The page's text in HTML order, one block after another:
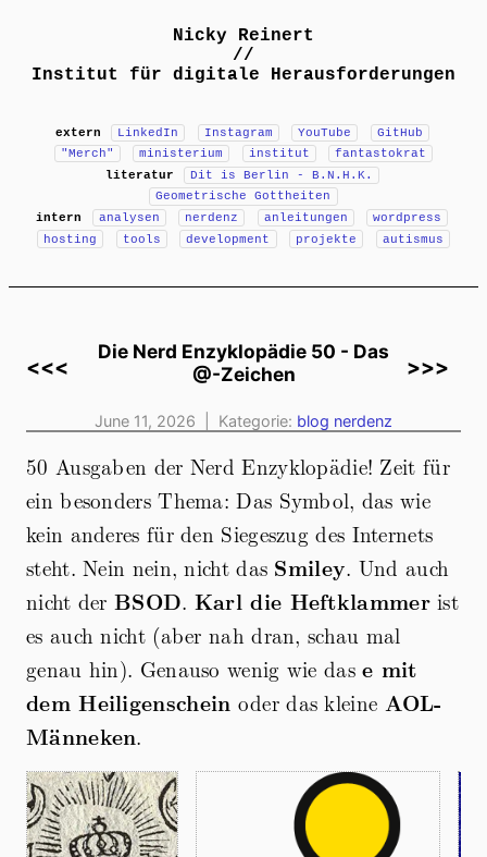
Nicky Reinert
//
Institut für digitale Herausforderungen
extern LinkedIn Instagram YouTube
GitHub
"Merch"
ministerium institut
fantastokrat
literatur
Dit is Berlin - B.N.H.K.
Geometrische Gottheiten
intern
analysen nerdenz anleitungen
wordpress
hosting
tools development projekte autismus
<<<
Die Nerd Enzyklopädie 50 - Das
@-Zeichen
>>>
June 11, 2026 | Kategorie: blog nerdenz
50 Ausgaben der Nerd Enzyklopädie! Zeit für
ein besonders Thema: Das Symbol, das wie
kein anderes für den Siegeszug des Internets
steht. Nein nein, nicht das Smiley. Und auch
nicht derBSOD. Karl die Heftklammerist
es auch nicht (aber nah dran, schau mal
genau hin). Genauso wenig wie dase mit
dem Heiligenschein oder das kleine AOL-
Männeken.